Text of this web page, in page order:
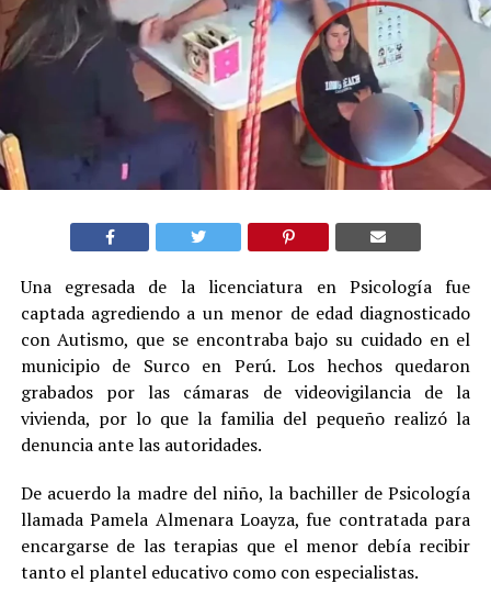
Una egresada de la licenciatura en Psicología fue
captada agrediendo a un menor de edad diagnosticado
con Autismo, que se encontraba bajo su cuidado en el
municipio de Surco en Perú. Los hechos quedaron
grabados por las cámaras de videovigilancia de la
vivienda, por lo que la familia del pequeño realizó la
denuncia ante las autoridades.
De acuerdo la madre del niño, la bachiller de Psicología
llamada Pamela Almenara Loayza, fue contratada para
encargarse de las terapias que el menor debía recibir
tanto el plantel educativo como con especialistas.